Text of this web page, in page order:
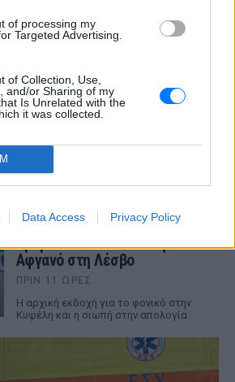
of processing my
Targeted Advertising.
of Collection, Use,
and/or Sharing of my
Is Unrelated with the
it was collected.
Data Access Privacy Policy
Σύμφωνα με ιαπωνικά μέσα ενημέρωσης,
η επέμβαση διακόπηκε προσωρινά λόγω
του σεισμού της 28ης Ιουλίου, ωστόσο
Τροχαίο με δύο νεκρούς στις
Σέρρες: Μητέρα και γιος
ΠΡΙΝ 11 ΏΡΕΣ
Μετωπική σύγκρουση ΙΧ με φορτηγό: Τι
αναφέρουν οι πρώτες πληροφορίες για
«Δεν το πιστεύουμε», λένε οι
Αμερικανοί που υιοθέτησαν τον
Αφγανό στη Λέσβο
ΠΡΙΝ 11 ΏΡΕΣ
Η αρχική εκδοχή για το φονικό στην
Κυψέλη και η σιωπή στην απολογία